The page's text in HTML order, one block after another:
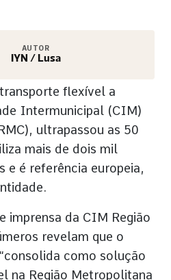
AUTOR
IYN / Lusa
flexível a
Intermunicipal (CIM)
ultrapassou as 50
mais de dois mil
e é referência europeia,
imprensa da CIM Região
revelam que o
como solução
na Região Metropolitana